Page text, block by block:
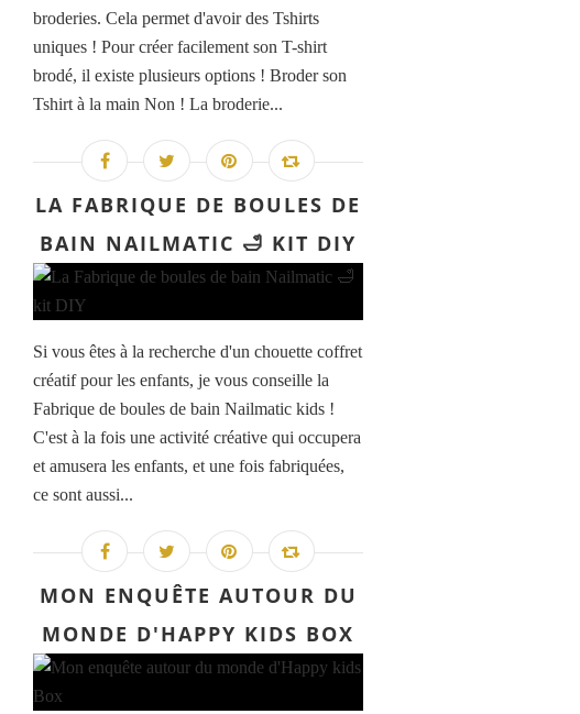
broderies. Cela permet d'avoir des Tshirts
uniques ! Pour créer facilement son T-shirt
brodé, il existe plusieurs options ! Broder son
Tshirt à la main Non ! La broderie...
LA FABRIQUE DE BOULES DE
BAIN NAILMATIC 🛁 KIT DIY
Si vous êtes à la recherche d'un chouette coffret
créatif pour les enfants, je vous conseille la
Fabrique de boules de bain Nailmatic kids !
C'est à la fois une activité créative qui occupera
et amusera les enfants, et une fois fabriquées,
ce sont aussi...
MON ENQUÊTE AUTOUR DU
MONDE D'HAPPY KIDS BOX